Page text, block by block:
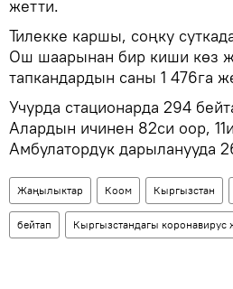
жетти.
Тилекке каршы, соңку
Ош шаарынан бир киши көз
тапкандардын саны 1 476га
Учурда стационарда 294
Алардын ичинен 82си оор,
Амбулатордук дарыланууда
Жаңылыктар Коом Кыргызстан
бейтап Кыргызстандагы коронавирус